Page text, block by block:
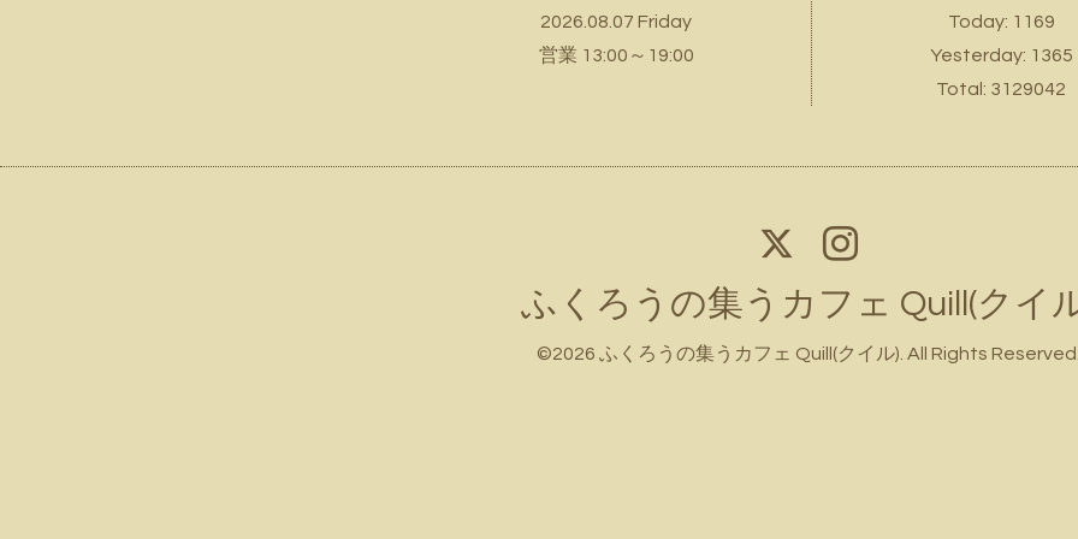
2026.08.07 Friday
営業 13:00～19:00
Today: 1169
Yesterday: 1365
Total: 3129042
ふくろうの集うカフェ Quill(クイ
©2026 ふくろうの集うカフェ Quill(クイル) . All Rights